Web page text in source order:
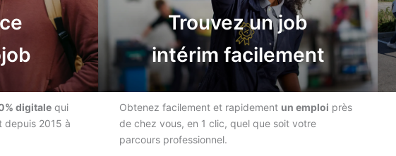
digitale qui
depuis 2015 à
Trouvez un job
intérim facilement
Obtenez facilement et rapidement un emploi près
de chez vous, en 1 clic, quel que soit votre
parcours professionnel.